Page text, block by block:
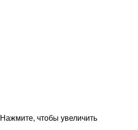
Нажмите, чтобы увеличить